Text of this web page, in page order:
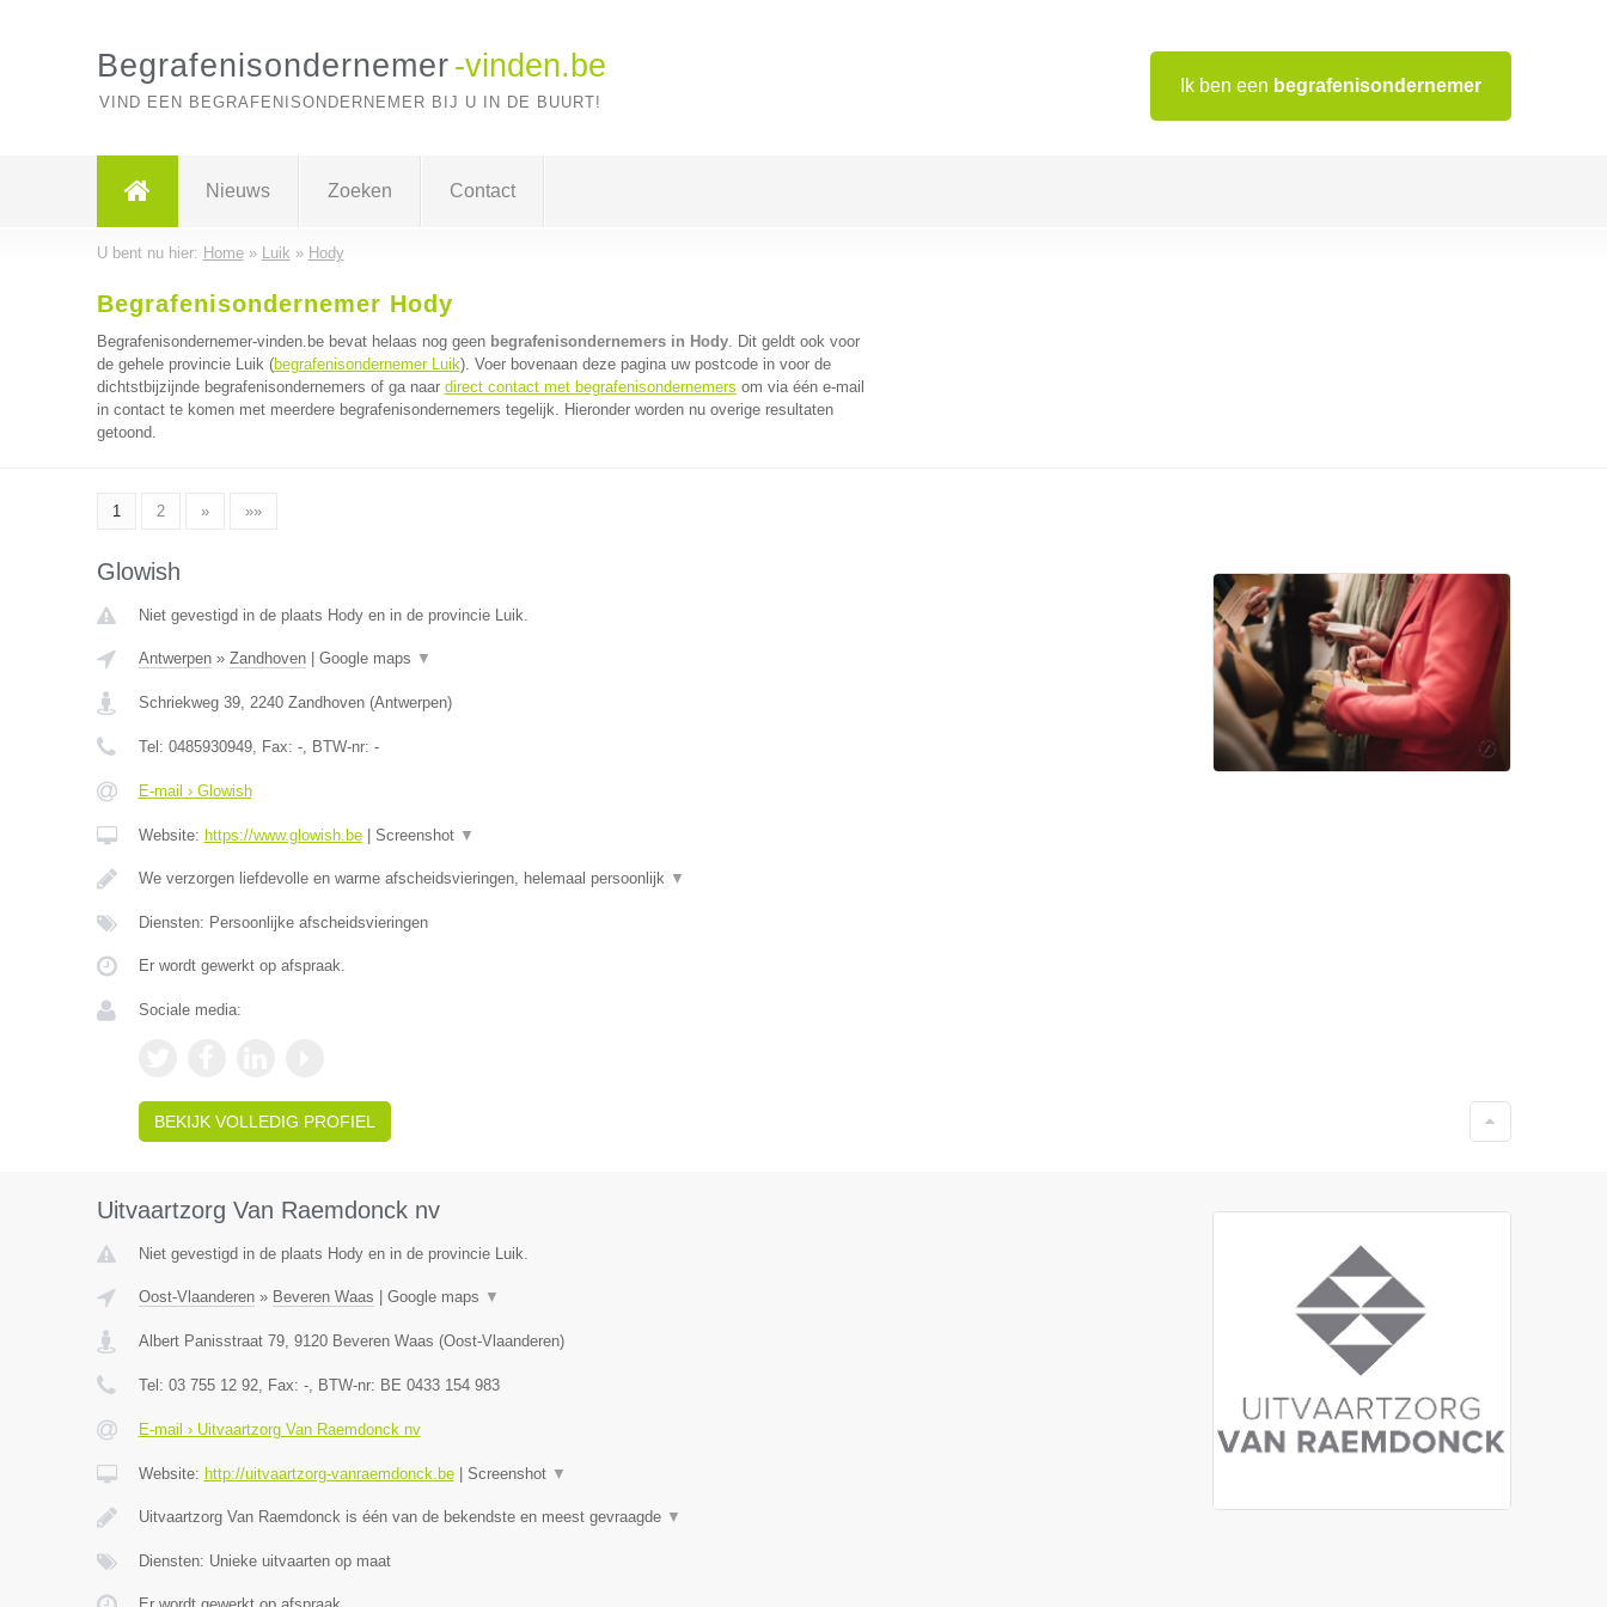
Ik ben een begrafenisondernemer
Begrafenisondernemer -vinden.be
VIND EEN BEGRAFENISONDERNEMER BIJ U IN DE BUURT!
Nieuws Zoeken Contact
U bent nu hier: Home» Luik » Hody
Begrafenisondernemer Hody
Begrafenisondernemer-vinden.be bevat helaas nog geen begrafenisondernemers in Hody. Dit geldt ook voor
de gehele provincie Luik (begrafenisondernemer Luik). Voer bovenaan deze pagina uw postcode in voor de
dichtstbijzijnde begrafenisondernemers of ga naar direct contact met begrafenisondernemers om via één e-mail
in contact te komen met meerdere begrafenisondernemers tegelijk. Hieronder worden nu overige resultaten
getoond.
1 2 » »»
Glowish
Niet gevestigd in de plaats Hody en in de provincie Luik.
Antwerpen» Zandhoven| Google maps ▼
Schriekweg 39, 2240 Zandhoven(Antwerpen)
Tel: 0485930949, Fax: -, BTW-nr: -
E-mail › Glowish
Website: https://www.glowish.be| Screenshot ▼
We verzorgen liefdevolle en warme afscheidsvieringen, helemaal persoonlijk ▼
Diensten: Persoonlijke afscheidsvieringen
Er wordt gewerkt op afspraak.
Sociale media:
BEKIJK VOLLEDIG PROFIEL
Uitvaartzorg Van Raemdonck nv
Niet gevestigd in de plaats Hody en in de provincie Luik.
Oost-Vlaanderen» Beveren Waas Google maps ▼
Albert Panisstraat 79, 9120 Beveren Waas (Oost-Vlaanderen)
Tel: 03 755 12 92, Fax: -, BTW-nr: BE 0433 154 983
E-mail › Uitvaartzorg Van Raemdonck nv
Website: http://uitvaartzorg-vanraemdonck.be| Screenshot ▼
Uitvaartzorg Van Raemdonck is één van de bekendste en meest gevraagde ▼
Diensten: Unieke uitvaarten op maat